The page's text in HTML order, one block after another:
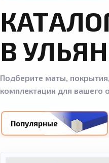
В
Подберите маты,
комплектации для вашего
Популярные